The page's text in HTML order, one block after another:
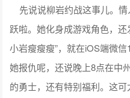
先说说柳岩约战这事儿。
跃啦。她化身成游戏角色，
小岩瘦瘦瘦”，就在iOS端微
她报仇呢，还说晚上8点在中
的勇士，还有特别福利。这